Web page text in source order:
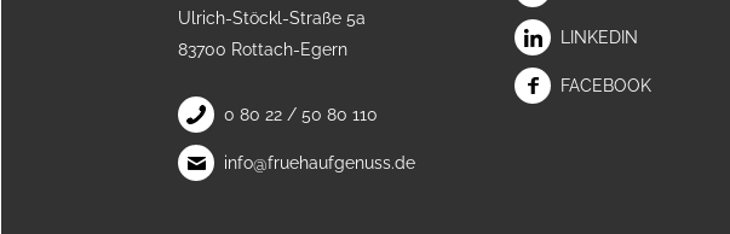
Ulrich-Stöckl-Straße 5a
83700 Rottach-Egern
0 80 22 / 50 80 110
info@fruehaufgenuss.de
LINKEDIN
FACEBOOK